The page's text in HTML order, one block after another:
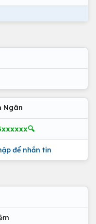
Ngân
để nhắn tin